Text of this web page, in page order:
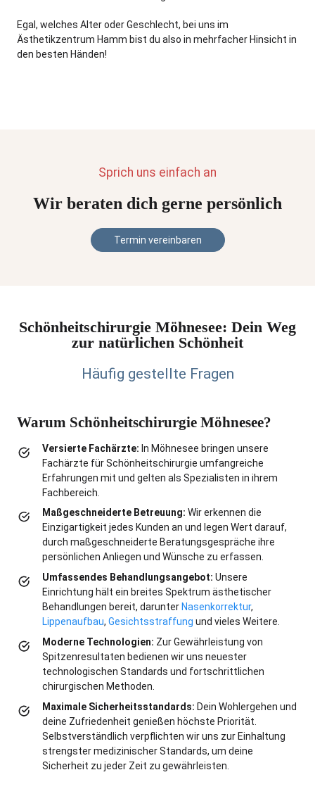
Egal, welches Alter oder Geschlecht, bei uns im
Ästhetikzentrum Hamm bist du also in mehrfacher Hinsicht in
den besten Händen!
Sprich uns einfach an
Wir beraten dich gerne persönlich
Termin vereinbaren
Schönheitschirurgie Möhnesee: Dein Weg
zur natürlichen Schönheit
Häufig gestellte Fragen
Warum Schönheitschirurgie Möhnesee?
Versierte Fachärzte: In Möhnesee bringen unsere
Fachärzte für Schönheitschirurgie umfangreiche
Erfahrungen mit und gelten als Spezialisten in ihrem
Fachbereich.
Maßgeschneiderte Betreuung: Wir erkennen die
Einzigartigkeit jedes Kunden an und legen Wert darauf,
durch maßgeschneiderte Beratungsgespräche ihre
persönlichen Anliegen und Wünsche zu erfassen.
Umfassendes Behandlungsangebot: Unsere
Einrichtung hält ein breites Spektrum ästhetischer
Behandlungen bereit, darunter Nasenkorrektur,
Lippenaufbau, Gesichtsstraffung und vieles Weitere.
Moderne Technologien: Zur Gewährleistung von
Spitzenresultaten bedienen wir uns neuester
technologischen Standards und fortschrittlichen
chirurgischen Methoden.
Maximale Sicherheitsstandards: Dein Wohlergehen und
deine Zufriedenheit genießen höchste Priorität.
Selbstverständlich verpflichten wir uns zur Einhaltung
strengster medizinischer Standards, um deine
Sicherheit zu jeder Zeit zu gewährleisten.